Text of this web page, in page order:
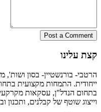
Post a
עלינו
בורנשטיין- בסון ושות', משרד
התמחות מקצועית בתחום
שוטף של קבלנים, ותכנון ובניה.